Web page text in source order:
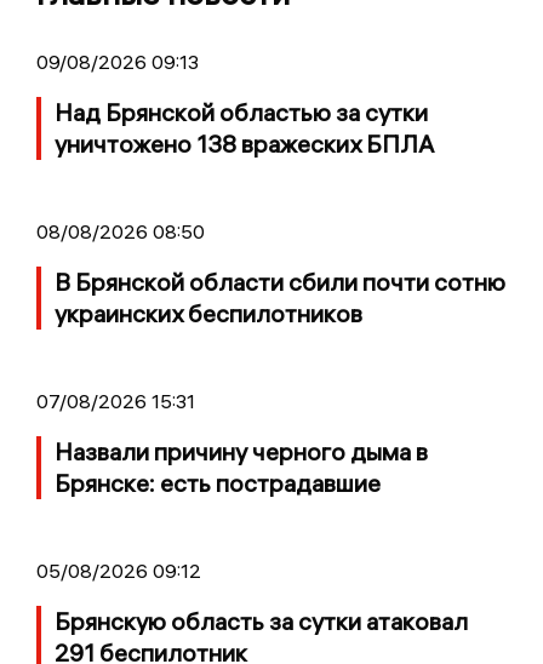
09/08/2026 09:13
Над Брянской областью за сутки
уничтожено 138 вражеских БПЛА
08/08/2026 08:50
В Брянской области сбили почти сотню
украинских беспилотников
07/08/2026 15:31
Назвали причину черного дыма в
Брянске: есть пострадавшие
05/08/2026 09:12
Брянскую область за сутки атаковал
291 беспилотник